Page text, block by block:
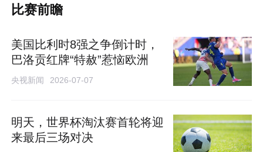
比赛前瞻
美国比利时8强之争倒计时，
巴洛贡红牌“特赦”惹恼欧洲
央视新闻 2026-07-07
明天，世界杯淘汰赛首轮将迎
来最后三场对决